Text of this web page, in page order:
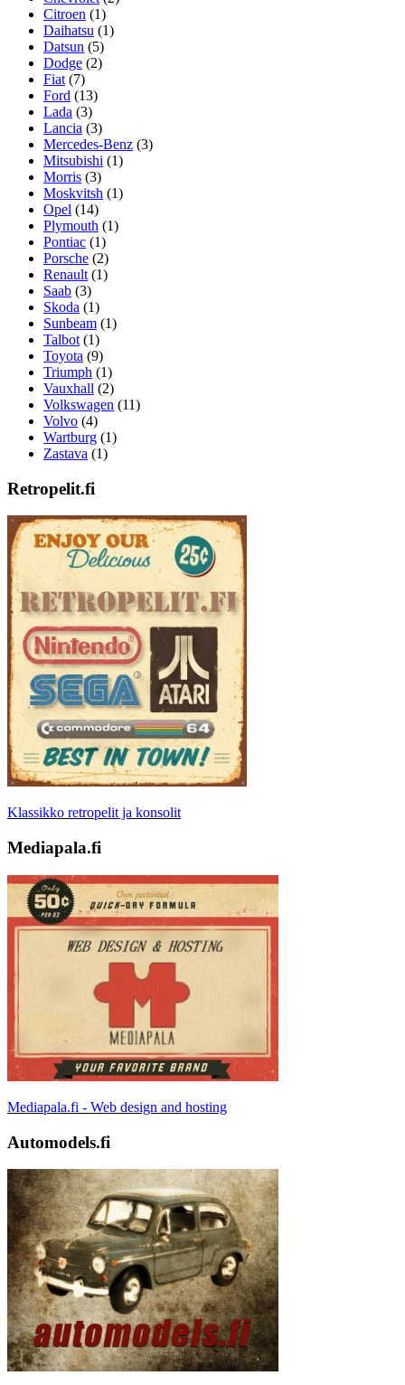
Citroen (1)
Daihatsu (1)
Datsun (5)
Dodge (2)
Fiat (7)
Ford (13)
Lada (3)
Lancia (3)
Mercedes-Benz (3)
Mitsubishi (1)
Morris (3)
Moskvitsh (1)
Opel (14)
Plymouth (1)
Pontiac (1)
Porsche (2)
Renault (1)
Saab (3)
Skoda (1)
Sunbeam (1)
Talbot (1)
Toyota (9)
Triumph (1)
Vauxhall (2)
Volkswagen (11)
Volvo (4)
Wartburg (1)
Zastava (1)
Retropelit.fi
Klassikko retropelit ja konsolit
Mediapala.fi
Mediapala.fi - Web design and hosting
Automodels.fi